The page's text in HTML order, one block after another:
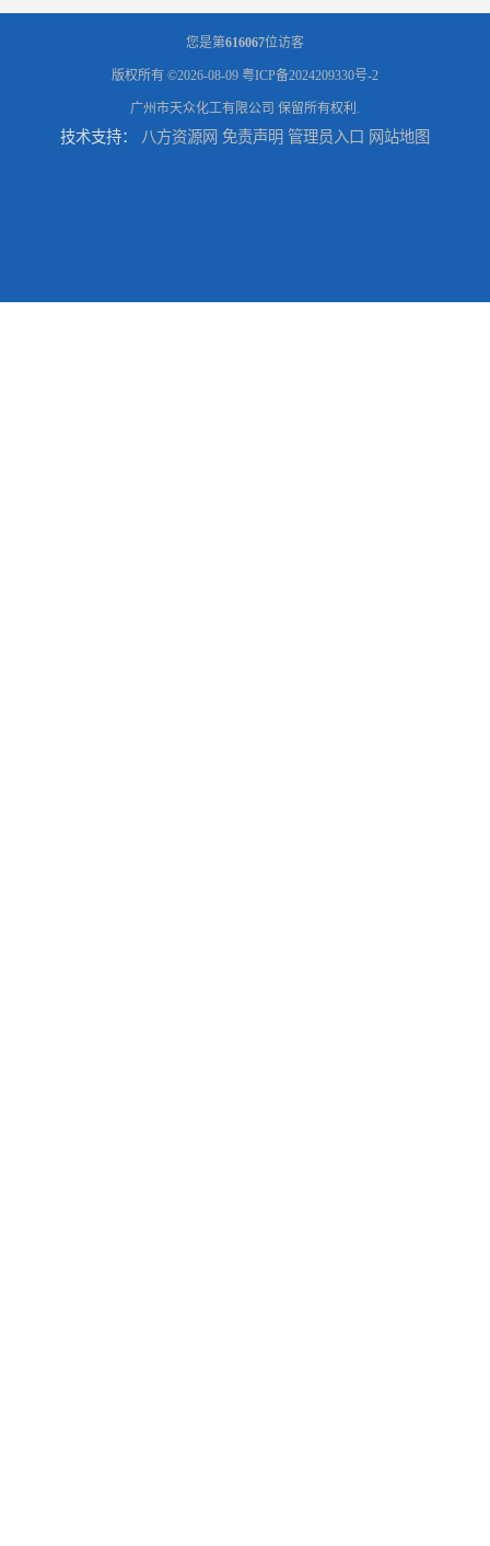
您是第616067位访客
版权所有 ©2026-08-09 粤ICP备2024209330号-2
广州市天众化工有限公司 保留所有权利.
技术支持： 八方资源网 免责声明 管理员入口 网站地图